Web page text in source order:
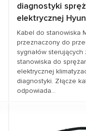
diagnostyki
elektrycznej
Kabel do stanowiska
przeznaczony do
sygnałów sterujących
stanowiska do
elektrycznej
diagnostyki. Złącze
odpowiada...